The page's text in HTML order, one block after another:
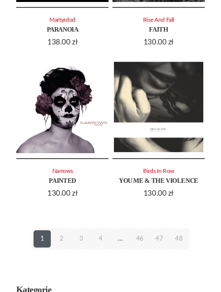
PARANOIA
138.00 zł
Martyrdod
FAITH
130.00 zł
Rise And Fall
PAINTED
130.00 zł
Narrows
YOU ME & THE VIOLENCE
130.00 zł
Birds In Row
1 2 3 4 … 46 47 48
Kategorie